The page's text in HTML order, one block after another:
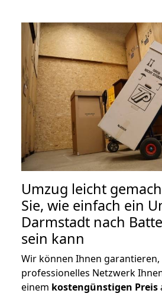
Umzug leicht
Sie, wie einfach ein
Darmstadt nach
sein kann
Wir können Ihnen garantieren,
professionelles Netzwerk
einem kostengünstigen Preis